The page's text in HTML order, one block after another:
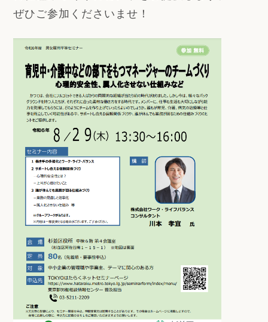
ぜひご参加くださいませ！